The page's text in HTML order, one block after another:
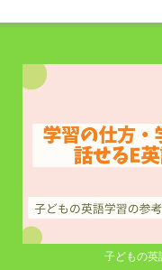
子どもの英